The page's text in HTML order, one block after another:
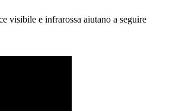
visibile e infrarossa aiutano a seguire